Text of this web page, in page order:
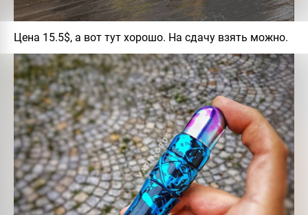
Цена 15.5$, а вот тут хорошо. На сдачу взять можно.